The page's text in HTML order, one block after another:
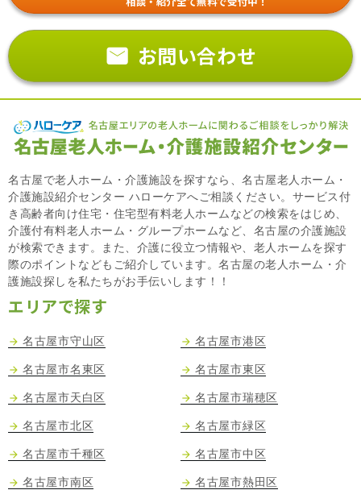
お問い合わせ
名古屋で老人ホーム・介護施設を探すなら、名古屋老人ホーム・
介護施設紹介センター ハローケアへご相談ください。サービス付
き高齢者向け住宅・住宅型有料老人ホームなどの検索をはじめ、
介護付有料老人ホーム・グループホームなど、名古屋の介護施設
が検索できます。また、介護に役立つ情報や、老人ホームを探す
際のポイントなどもご紹介しています。名古屋の老人ホーム・介
護施設探しを私たちがお手伝いします！！
エリアで探す
名古屋市守山区
名古屋市名東区
名古屋市天白区
名古屋市北区
名古屋市千種区
名古屋市南区
名古屋市港区
名古屋市東区
名古屋市瑞穂区
名古屋市緑区
名古屋市中区
名古屋市熱田区